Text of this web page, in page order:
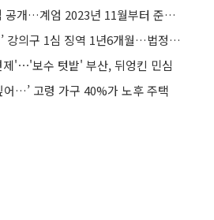
종합특검 “6일 尹 출석 공개…계엄 2023년 11월부터 준비 정황 확인”
‘사후 계엄선포문 작성’ 강의구 1심 징역 1년6개월…법정구속
'⋯'보수 텃밭' 부산, 뒤엉킨 민심
어…’ 고령 가구 40%가 노후 주택